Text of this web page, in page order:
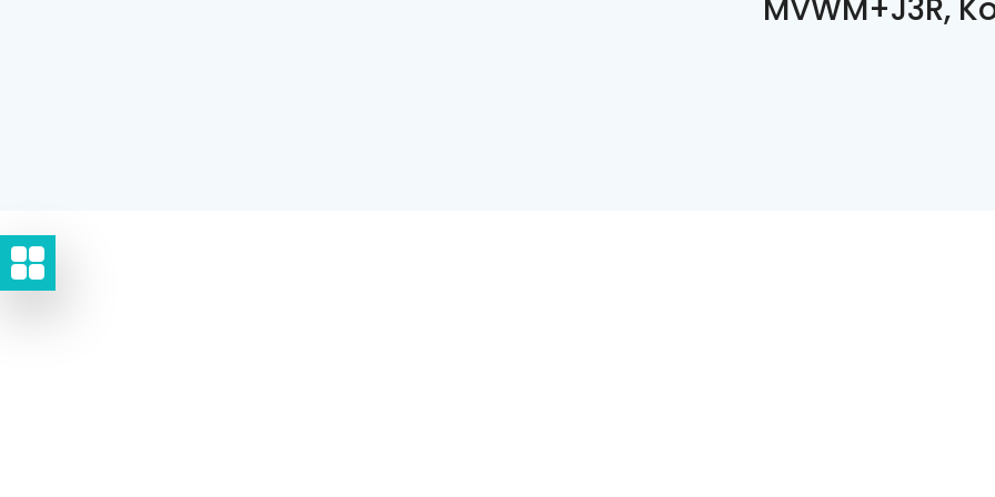
MVWM+J3R,